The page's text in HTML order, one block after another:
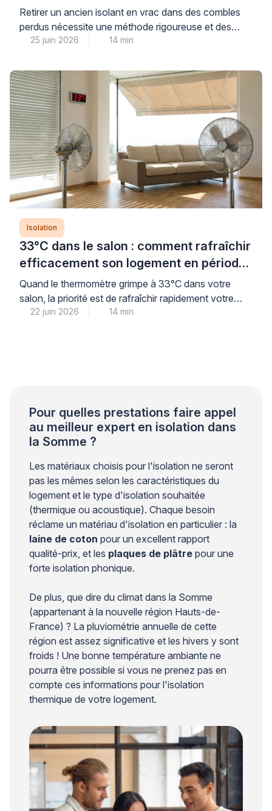
précautions
Retirer un ancien isolant en vrac dans des combles
perdus nécessite une méthode rigoureuse et des
équipements professionnels adaptés pour garantir la
isolation. Cette opération technique, loin d’être
anodine, exige le recours à une aspiration mécanique
spécialisée et des protections individuelles
conformes aux normes, conditions indispensables
pour limiter la […]
25 juin 2026 14 min
Isolation
33°C dans le salon : comment rafraîchir
efficacement son logement en période
de canicule
Quand le thermomètre grimpe à 33°C dans votre
salon, la priorité est de rafraîchir rapidement votre
intérieur tout en préparant des solutions durables
22 juin 2026 14 min
Pour quelles prestations faire appel
au meilleur expert en isolation dans
la Somme ?
Les matériaux choisis pour l'isolation ne seront
pas les mêmes selon les caractéristiques du
logement et le type d'isolation souhaitée
(thermique ou acoustique). Chaque besoin
réclame un matériau d'isolation en particulier : la
laine de coton pour un excellent rapport
qualité-prix, et les plaques de plâtre pour une
forte isolation phonique.
De plus, que dire du climat dans la Somme
(appartenant à la nouvelle région Hauts-de-
France) ? La pluviométrie annuelle de cette
région est assez significative et les hivers y sont
froids ! Une bonne température ambiante ne
pourra être possible si vous ne prenez pas en
compte ces informations pour l'isolation
thermique de votre logement.